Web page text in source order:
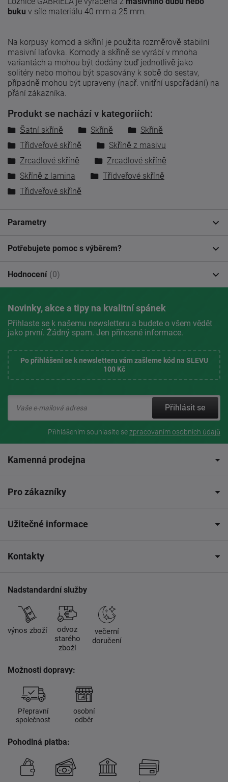
buku v síle materiálu 40 mm a 25 mm.
Na korpusy komod a skříní je použita rozměrově stabilní
masivní laťovka. Komody a skříně se vyrábí v mnoha
variantách a mohou být dodány buď jednotlivě jako
solitéry nebo mohou být spasovány k sobě do sestav,
případně mohou být upraveny (např. vnitřní uspořádání) na
přání zákazníka.
Produkt se nachází v kategoriích:
Šatní skříně Skříně
Skříně
Třídveřové skříně
Skříně z masivu
Zrcadlové skříně
Zrcadlové skříně
Skříně z lamina
Třídveřové skříně
Třidveřové skříně
Parametry
Potřebujete pomoc s výběrem?
Hodnocení (0)
Novinky, akce a tipy na kvalitní spánek
Přihlaste se k našemu newsletteru a budete o všem vědět
jako první. Žádný spam. Jen přínosné informace.
Po přihlášení se k newsletteru vám zašleme kód na SLEVU
100 Kč
Přihlásit se
Přihlášením souhlasíte sezpracovaním osobních údajů
Kamenná prodejna
Pro zákazníky
Užitečné informace
Kontakty
Nadstandardní služby
výnos zboží
odvoz
starého
zboží
večerní
doručení
Možnosti dopravy:
Přepravní
společnost
osobní
odběr
Pohodlná platba: